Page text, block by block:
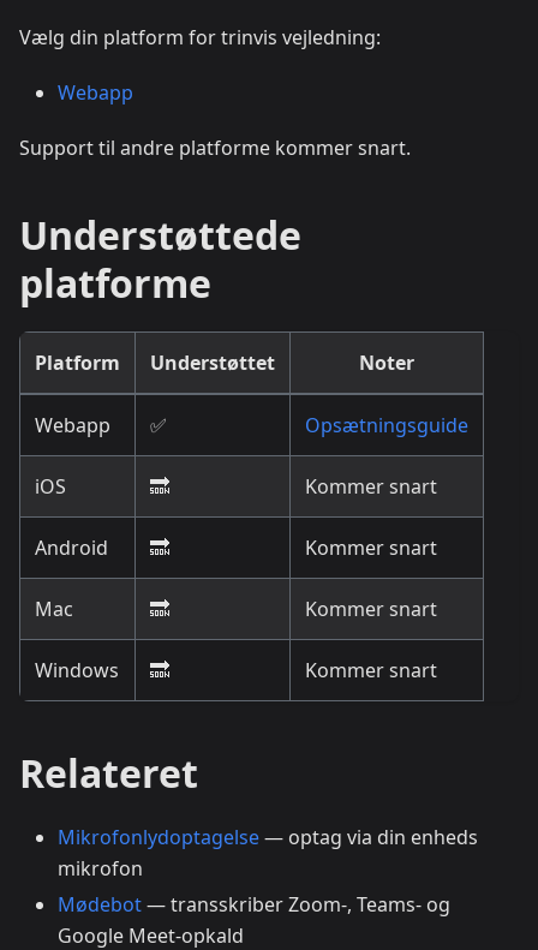
Vælg din platform for trinvis vejledning:
Webapp
Support til andre platforme kommer snart.
Understøttede
platforme
Platform Understøttet Noter
Webapp ✅ Opsætningsguide
iOS 🔜 Kommer snart
Android 🔜 Kommer snart
Mac 🔜 Kommer snart
Windows 🔜 Kommer snart
Relateret
Mikrofonlydoptagelse— optag via din enheds
mikrofon
Mødebot— transskriber Zoom-, Teams- og
Google Meet-opkald